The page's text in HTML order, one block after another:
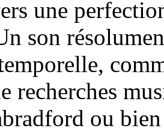
une
son
recherches
ou